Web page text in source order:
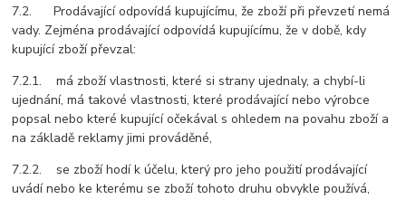
7.2. Prodávající odpovídá kupujícímu, že zboží při převzetí nemá
vady. Zejména prodávající odpovídá kupujícímu, že v době, kdy
kupující zboží převzal:
7.2.1. má zboží vlastnosti, které si strany ujednaly, a chybí-li
ujednání, má takové vlastnosti, které prodávající nebo výrobce
popsal nebo které kupující očekával s ohledem na povahu zboží a
na základě reklamy jimi prováděné,
7.2.2. se zboží hodí k účelu, který pro jeho použití prodávající
uvádí nebo ke kterému se zboží tohoto druhu obvykle používá,